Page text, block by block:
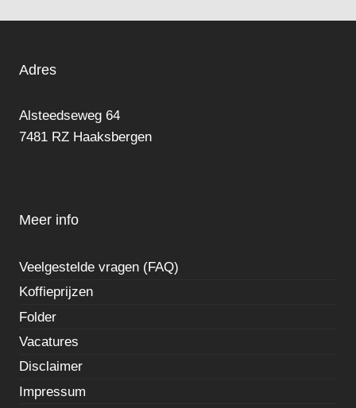
Adres
Alsteedseweg 64
7481 RZ Haaksbergen
Meer info
Veelgestelde vragen (FAQ)
Koffieprijzen
Folder
Vacatures
Disclaimer
Impressum